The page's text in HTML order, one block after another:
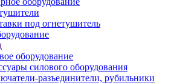
под огнетушитель
оборудование
силового оборудования
разъединители, рубильники